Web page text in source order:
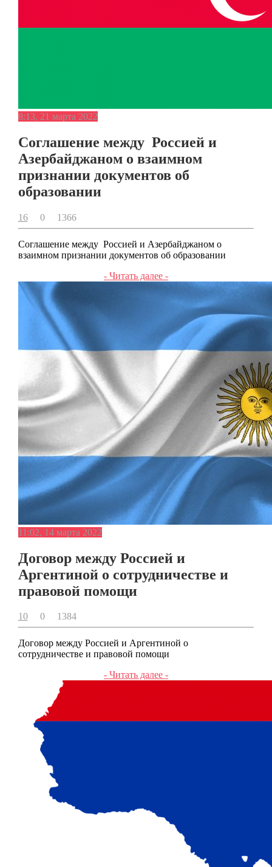
8:13, 21 марта 2022
Соглашение между Россией и
Азербайджаном о взаимном
признании документов об
образовании
16 0 1366
Соглашение между Россией и Азербайджаном о
взаимном признании документов об образовании
- Читать далее -
11:02, 14 марта 2022
Договор между Россией и
Аргентиной о сотрудничестве и
правовой помощи
10 0 1384
Договор между Россией и Аргентиной о
сотрудничестве и правовой помощи
- Читать далее -